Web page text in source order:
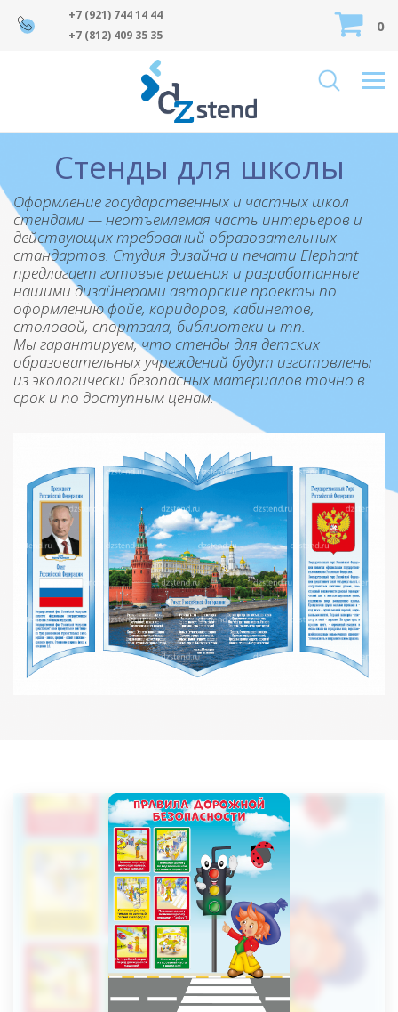
+7 (921) 744 14 44
+7 (812) 409 35 35
0
Стенды для школы
Оформление государственных и частных школ
стендами — неотъемлемая часть интерьеров и
действующих требований образовательных
стандартов. Студия дизайна и печати Elephant
предлагает готовые решения и разработанные
нашими дизайнерами авторские проекты по
оформлению фойе, коридоров, кабинетов,
столовой, спортзала, библиотеки и тп.
Мы гарантируем, что стенды для детских
образовательных учреждений будут изготовлены
из экологически безопасных материалов точно в
срок и по доступным ценам.